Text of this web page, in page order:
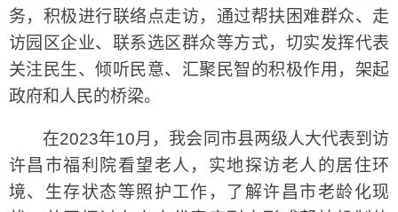
务，积极进行联络点走访，通过帮扶困难群众、走
访园区企业、联系选区群众等方式，切实发挥代表
关注民生、倾听民意、汇聚民智的积极作用，架起
政府和人民的桥梁。
在2023年10月，我会同市县两级人大代表到访
许昌市福利院看望老人，实地探访老人的居住环
境、生存状态等照护工作，了解许昌市老龄化现